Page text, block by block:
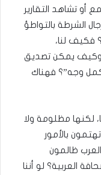
أو تشاهد التقارير
الشرطة بالتواطؤ
فكيف لنا،
وكيف يمكن تصديق
وجه”؟ فهناك
لكنها مظلومة ولا
بالأمور
ظالمون
العربية؟ لو أننا